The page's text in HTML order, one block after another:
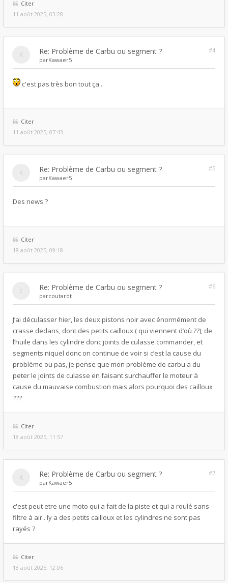
Citer
11 août 2025, 03:28
Re: Problème de Carbu ou segment ?
#4
parKawaer5
c'est pas très bon tout ça .
Citer
11 août 2025, 07:43
Re: Problème de Carbu ou segment ?
#5
parKawaer5
Des news ?
Citer
18 août 2025, 09:18
Re: Problème de Carbu ou segment ?
#6
parcoutardt
J’ai déculasser hier, les deux pistons noir avec énormément de
crasse dedans, dont des petits cailloux ( qui viennent d’où ??), de
l’huile dans les cylindre donc joints de culasse commander, et
segments niquel donc on continue de voir si c’est la cause du
problème ou pas, je pense que mon problème de carbu a du
peter le joints de culasse en faisant surchauffer le moteur à
cause du mauvaise combustion mais alors pourquoi des cailloux
???
Citer
18 août 2025, 11:57
Re: Problème de Carbu ou segment ?
#7
parKawaer5
c'est peut etre une moto qui a fait de la piste et qui a roulé sans
filtre à air . Iy a des petits cailloux et les cylindres ne sont pas
rayés ?
Citer
18 août 2025, 12:06